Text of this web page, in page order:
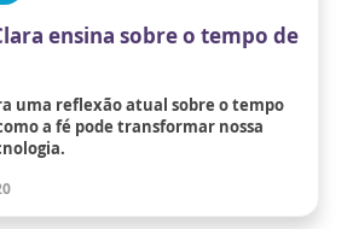
ensina sobre o tempo de
uma reflexão atual sobre o tempo
a fé pode transformar nossa